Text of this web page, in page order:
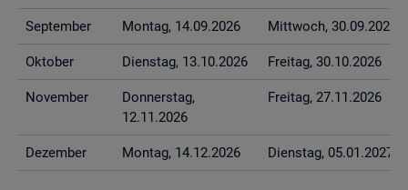
Sep­tem­ber Mon­tag, 14.09.2026 Mitt­woch, 30.09.2026
Ok­to­ber Diens­tag, 13.10.2026 Frei­tag, 30.10.2026
No­vem­ber
Don­ners­tag,
12.11.2026
Frei­tag, 27.11.2026
De­zem­ber Mon­tag, 14.12.2026 Diens­tag, 05.01.2027